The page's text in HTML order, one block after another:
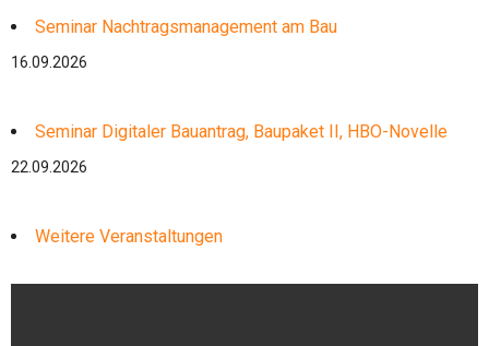
Seminar Nachtragsmanagement am Bau
16.09.2026
Seminar Digitaler Bauantrag, Baupaket II, HBO-Novelle
22.09.2026
Weitere Veranstaltungen